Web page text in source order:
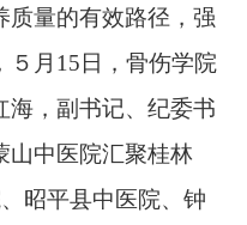
量的有效路径，强
５月15日，骨伤学院
海，副书记、纪委书
山中医院汇聚桂林
昭平县中医院、钟